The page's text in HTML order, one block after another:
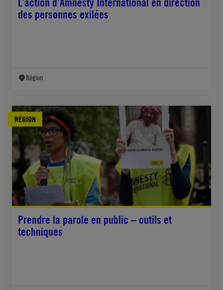
des personnes exilées
Région
RÉGION
Prendre la parole en public – outils et
techniques